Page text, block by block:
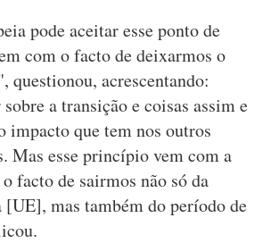
pode aceitar esse ponto de
com o facto de deixarmos o
questionou, acrescentando:
a transição e coisas assim e
impacto que tem nos outros
Mas esse princípio vem com a
facto de sairmos não só da
mas também do período de